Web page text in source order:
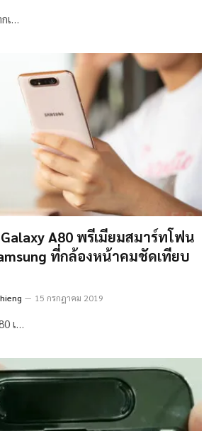
เ…
A80 พรีเมียมสมาร์ทโฟน
ที่กล้องหน้าคมชัดเทียบ
15 กรกฎาคม 2019
เ…